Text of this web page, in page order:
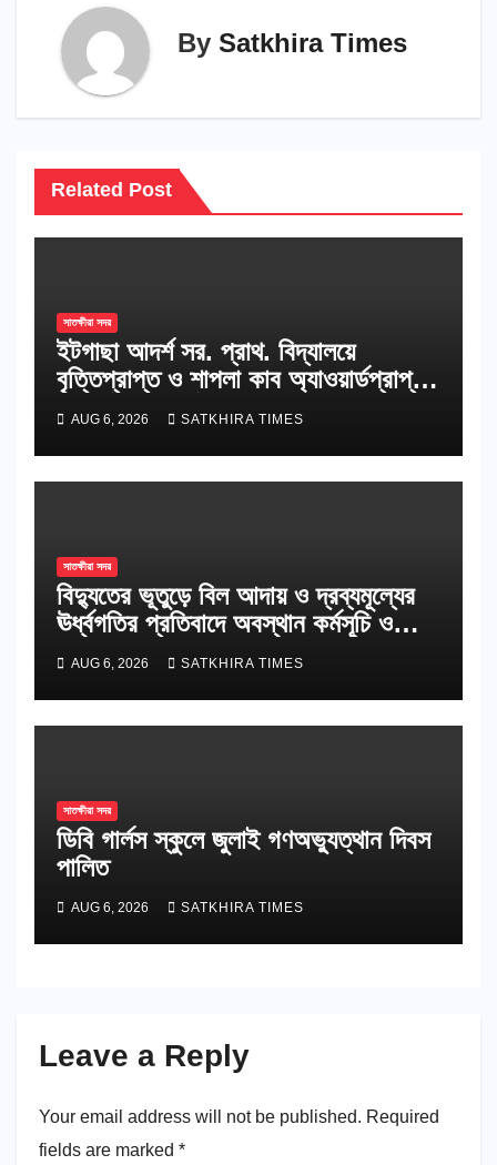
By Satkhira Times
Related Post
সাতক্ষীরা সদর
ইটগাছা আদর্শ সর. প্রাথ. বিদ্যালয়ে
বৃত্তিপ্রাপ্ত ও শাপলা কাব অ্যাওয়ার্ডপ্রাপ্ত
শিক্ষার্থীদের সংবর্ধনা
AUG 6, 2026 SATKHIRA TIMES
সাতক্ষীরা সদর
বিদ্যুতের ভূতুড়ে বিল আদায় ও দ্রব্যমূল্যের
ঊর্ধ্বগতির প্রতিবাদে অবস্থান কর্মসূচি ও
স্মারকলিপি
AUG 6, 2026 SATKHIRA TIMES
সাতক্ষীরা সদর
ডিবি গার্লস স্কুলে জুলাই গণঅভ্যুত্থান দিবস
পালিত
AUG 6, 2026 SATKHIRA TIMES
Leave a Reply
Your email address will not be published. Required
fields are marked *